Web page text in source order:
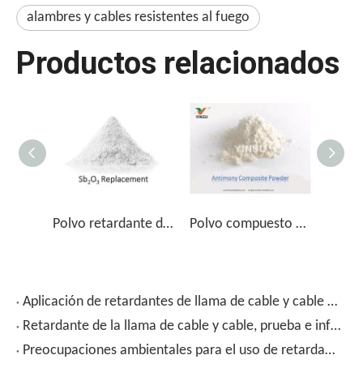
alambres y cables resistentes al fuego
Productos relacionados
Polvo retardante de llama compuesto de antimonio PVC-T Polvo compuesto de antimonio YSSB-T, reemplaza Sb2O3 100%
Aplicación de retardantes de llama de cable y cable en industrias
Retardante de la llama de cable y cable, prueba e informe de propiedad mecánica FRP-950
Preocupaciones ambientales para el uso de retardantes de llama en materiales de alambre y cables